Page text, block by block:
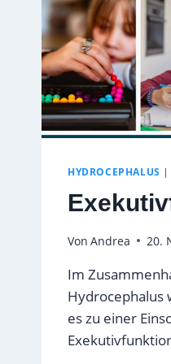
HYDROCEPHALUS |
Von Andrea 20.
Im
Hydrocephalus
es zu einer